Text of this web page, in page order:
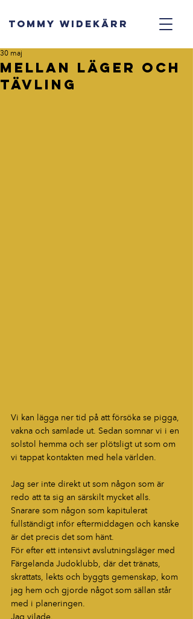
TOMMY WIDEKÄRR
Mellan läger och
tävling
30 maj
Vi kan lägga ner tid på att försöka se pigga,
vakna och samlade ut. Sedan somnar vi i en
solstol hemma och ser plötsligt ut som om
vi tappat kontakten med hela världen.
Jag ser inte direkt ut som någon som är
redo att ta sig an särskilt mycket alls.
Snarare som någon som kapitulerat
fullständigt inför eftermiddagen och kanske
är det precis det som hänt.
För efter ett intensivt avslutningsläger med
Färgelanda Judoklubb, där det tränats,
skrattats, lekts och byggts gemenskap, kom
jag hem och gjorde något som sällan står
med i planeringen.